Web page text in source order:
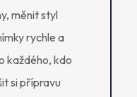
měnit styl
rychle a
každého, kdo
si přípravu